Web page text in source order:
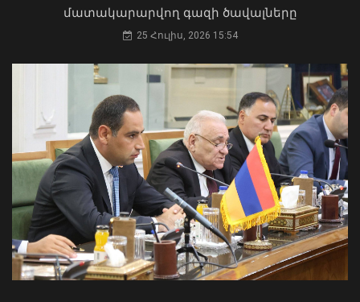
Ռուբեն Ռուբինյանն աշխարհի
խորհրդարանների
ամենաերիտասարդ նախագահն է
07 Օգոստոս, 2026 20:01
Առանց մարդու միջամտության
կոտրում են Telegram, WhatsApp․
մեդիափորձագետ (տեսանյութ)
04 Օգոստոս, 2026 23:34
մատակարարվող գազի ծավալները
25 Հուլիս, 2026 15:54